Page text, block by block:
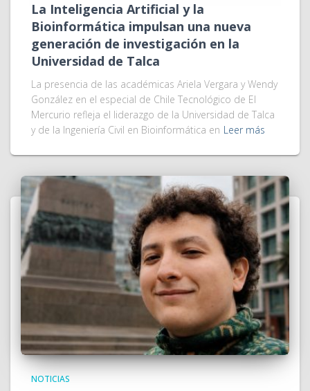
La Inteligencia Artificial y la
Bioinformática impulsan una nueva
generación de investigación en la
Universidad de Talca
La presencia de las académicas Ariela Vergara y Wendy
González en el especial de Chile Tecnológico de El
Mercurio refleja el liderazgo de la Universidad de Talca
y de la Ingeniería Civil en Bioinformática en Leer más
NOTICIAS